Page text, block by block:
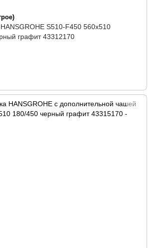
S510-F450 560х510
графит 43312170